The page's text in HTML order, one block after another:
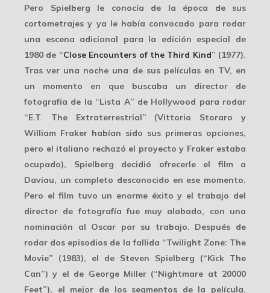
Pero Spielberg le conocía de la época de sus
cortometrajes y ya le había convocado para rodar
una escena adicional para la edición especial de
1980 de “Close Encounters of the Third Kind” (1977).
Tras ver una noche una de sus películas en TV, en
un momento en que buscaba un director de
fotografía de la “Lista A” de Hollywood para rodar
“E.T. The Extraterrestrial” (Vittorio Storaro y
William Fraker habían sido sus primeras opciones,
pero el italiano rechazó el proyecto y Fraker estaba
ocupado), Spielberg decidió ofrecerle el film a
Daviau, un completo desconocido en ese momento.
Pero el film tuvo un enorme éxito y el trabajo del
director de fotografía fue muy alabado, con una
nominación al Oscar por su trabajo. Después de
rodar dos episodios de la fallida “Twilight Zone: The
Movie” (1983), el de Steven Spielberg (“Kick The
Can”) y el de George Miller (“Nightmare at 20000
Feet”), el mejor de los segmentos de la película,